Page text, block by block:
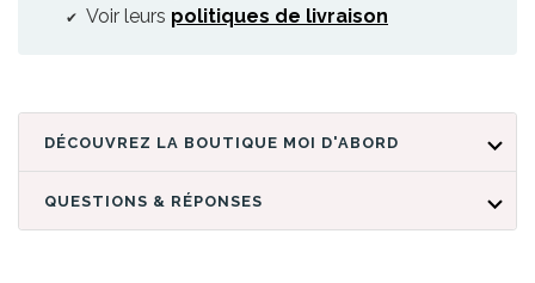
Voir leurs politiques de livraison
DÉCOUVREZ LA BOUTIQUE MOI D'ABORD
QUESTIONS & RÉPONSES